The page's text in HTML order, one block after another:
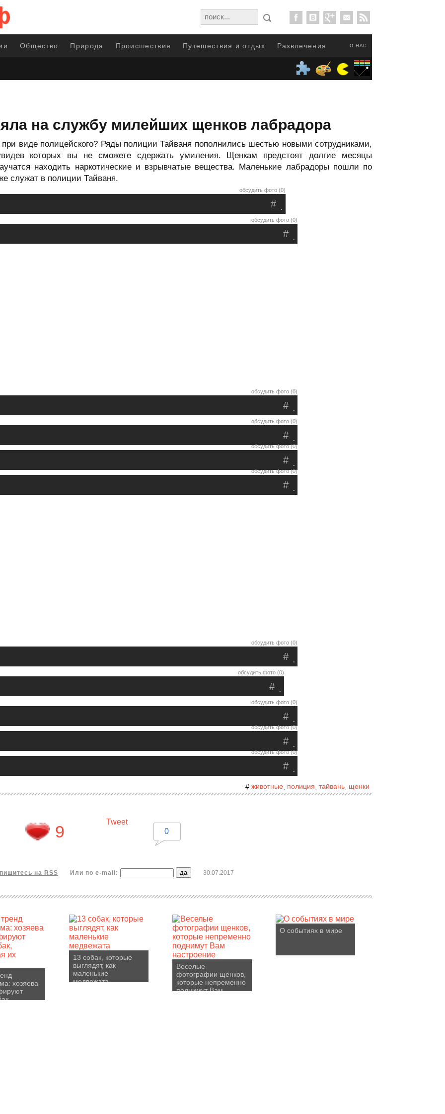
О НАС
Общество Природа Происшествия Путешествия и отдых Развлечения
на службу милейших щенков лабрадора
виде полицейского? Ряды полиции Тайваня пополнились шестью новыми сотрудниками,
которых вы не сможете сдержать умиления. Щенкам предстоят долгие месяцы
находить наркотические и взрывчатые вещества. Маленькие лабрадоры пошли по
служат в полиции Тайваня.
обсудить фото (0)
.
#
обсудить фото (0)
.
#
обсудить фото (0)
.
#
обсудить фото (0)
.
#
обсудить фото (0)
.
#
обсудить фото (0)
.
#
обсудить фото (0)
.
#
обсудить фото (0)
.
#
обсудить фото (0)
.
#
обсудить фото (0)
.
#
обсудить фото (0)
.
#
# животные полиция тайвань щенки
9
Tweet
0
на RSS Или по e-mail: 30.07.2017
хозяева
13 собак, которые
выглядят, как
маленькие
медвежата
Веселые
фотографии щенков,
которые непременно
поднимут Вам
О событиях в мире